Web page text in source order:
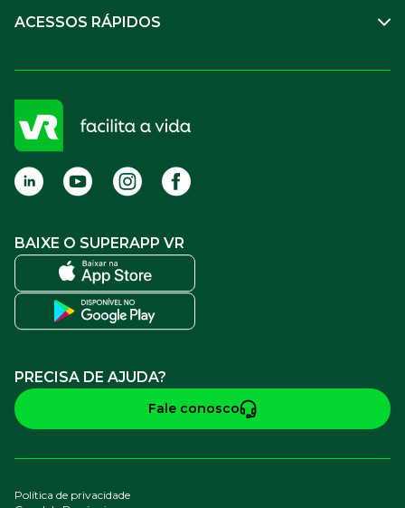
Soluções Financeiras
Compre Online
Parceiro VR
APP VR Estabelecimentos
ACESSOS RÁPIDOS
Sou empresa
FAQ
Termos de Uso
BAIXE O SUPERAPP VR
PRECISA DE AJUDA?
Fale conosco
Política de privacidade